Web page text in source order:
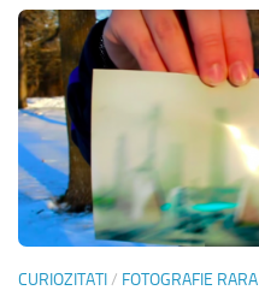
CURIOZITATI/ FOTOGRAFIE RARA